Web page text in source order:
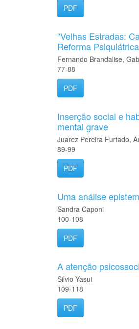
PDF
“Velhas Estradas:
Reforma Psiquiátrica
Fernando Brandalise,
77-88
PDF
Inserção social e
mental grave
Juarez Pereira Furtado,
89-99
PDF
Uma análise
Sandra Caponi
100-108
PDF
A atenção
Silvio Yasui
109-118
PDF